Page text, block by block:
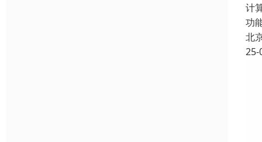
计
功
北
25-